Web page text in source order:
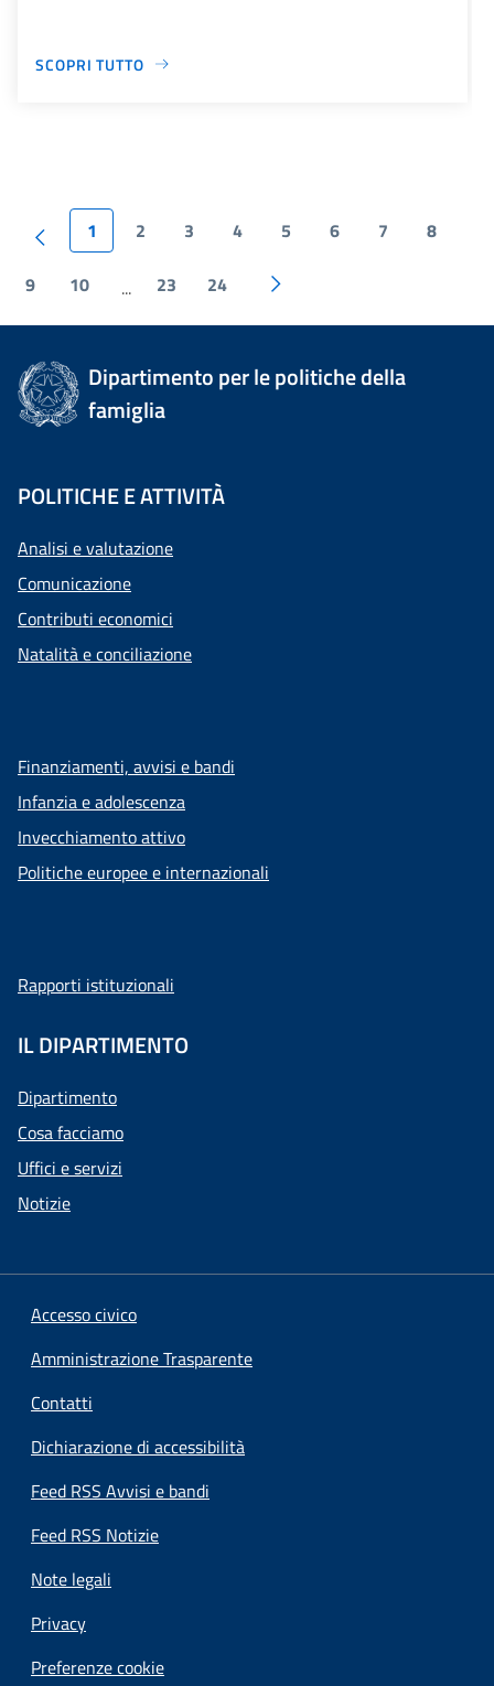
SCOPRI TUTTO
1 2 3 4 5 6 7 8
9 10 ... 23 24
Dipartimento per le politiche della
famiglia
POLITICHE E ATTIVITÀ
Analisi e valutazione
Comunicazione
Contributi economici
Natalità e conciliazione
Finanziamenti, avvisi e bandi
Infanzia e adolescenza
Invecchiamento attivo
Politiche europee e internazionali
Rapporti istituzionali
IL DIPARTIMENTO
Dipartimento
Cosa facciamo
Uffici e servizi
Notizie
Accesso civico
Amministrazione Trasparente
Contatti
Dichiarazione di accessibilità
Feed RSS Avvisi e bandi
Feed RSS Notizie
Note legali
Privacy
Preferenze cookie